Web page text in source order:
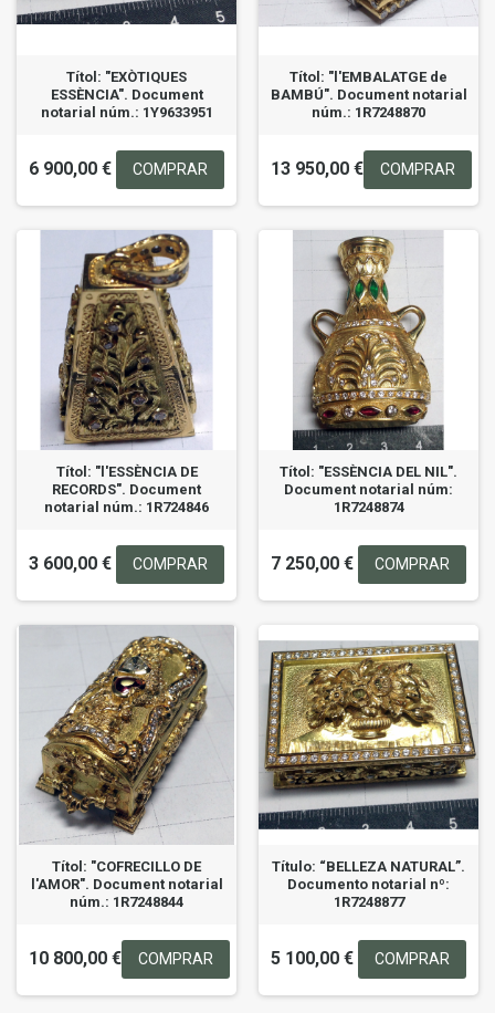
Títol: "EXÒTIQUES
ESSÈNCIA". Document
notarial núm.: 1Y9633951
6 900,00 € COMPRAR
Títol: "l'EMBALATGE de
BAMBÚ". Document notarial
núm.: 1R7248870
13 950,00 € COMPRAR
Títol: "l'ESSÈNCIA DE
RECORDS". Document
notarial núm.: 1R724846
3 600,00 € COMPRAR
Títol: "ESSÈNCIA DEL NIL".
Document notarial núm:
1R7248874
7 250,00 € COMPRAR
Títol: "COFRECILLO DE
l'AMOR". Document notarial
núm.: 1R7248844
10 800,00 € COMPRAR
Título: “BELLEZA NATURAL”.
Documento notarial nº:
1R7248877
5 100,00 € COMPRAR